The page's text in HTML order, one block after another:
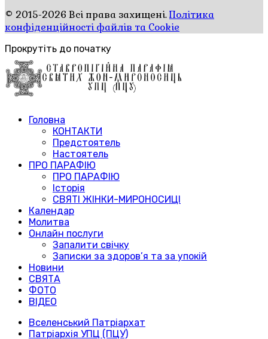
© 2015-2026 Всі права захищені.Політика
конфіденційності файлів та Cookie
Прокрутіть до початку
Головна
КОНТАКТИ
Предстоятель
Настоятель
ПРО ПАРАФІЮ
ПРО ПАРАФІЮ
Історія
СВЯТІ ЖІНКИ-МИРОНОСИЦІ
Календар
Молитва
Онлайн послуги
Запалити свічку
Записки за здоров’я та за упокій
Новини
СВЯТА
ФОТО
ВІДЕО
Вселенський Патріархат
Патріархія УПЦ (ПЦУ)